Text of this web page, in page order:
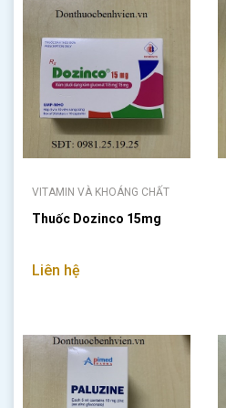
VITAMIN VÀ KHOÁNG CHẤT
Thuốc Dozinco 15mg
Liên hệ